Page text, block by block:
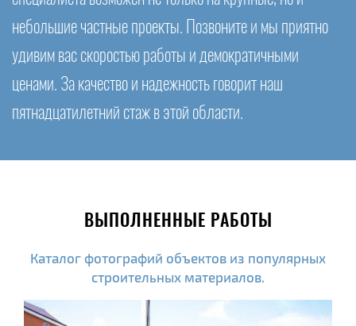
небольшие частные проекты. Позвоните и мы приятно
удивим вас скоростью работы и демократичными
ценами. За качество и надежность говорит наш
пятнадцатилетний стаж в этой области.
ВЫПОЛНЕННЫЕ РАБОТЫ
Каталог фотографий объектов из популярных
строительных материалов.